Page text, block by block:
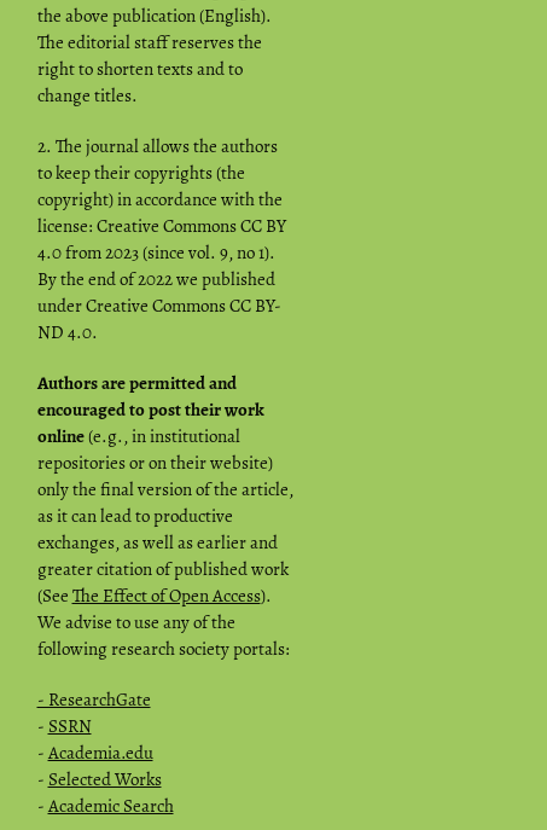
the above publication (English).
The editorial staff reserves the
right to shorten texts and to
change titles.
2. The journal allows the authors
to keep their copyrights (the
copyright) in accordance with the
license: Creative Commons CC BY
4.0 from 2023 (since vol. 9, no 1).
By the end of 2022 we published
under Creative Commons CC BY-
ND 4.0.
Authors are permitted and
encouraged to post their work
online(e.g., in institutional
repositories or on their website)
only the final version of the article,
as it can lead to productive
exchanges, as well as earlier and
greater citation of published work
(See The Effect of Open Access).
We advise to use any of the
following research society portals:
- ResearchGate
- SSRN
- Academia.edu
- Selected Works
- Academic Search